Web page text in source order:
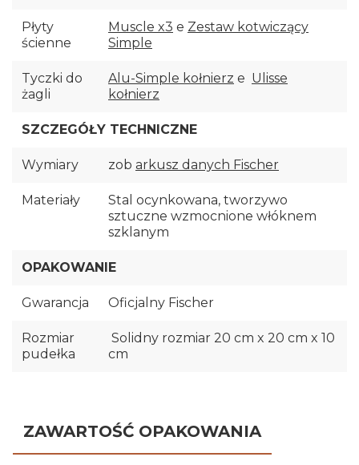
Płyty
ścienne
Muscle x3 e Zestaw kotwiczący
Simple
Tyczki do
żagli
Alu-Simple kołnierz e Ulisse
kołnierz
SZCZEGÓŁY TECHNICZNE
Wymiary zob arkusz danych Fischer
Materiały
Stal ocynkowana, tworzywo
sztuczne wzmocnione włóknem
szklanym
OPAKOWANIE
Gwarancja Oficjalny Fischer
Rozmiar
pudełka
Solidny rozmiar 20 cm x 20 cm x 10
cm
ZAWARTOŚĆ OPAKOWANIA